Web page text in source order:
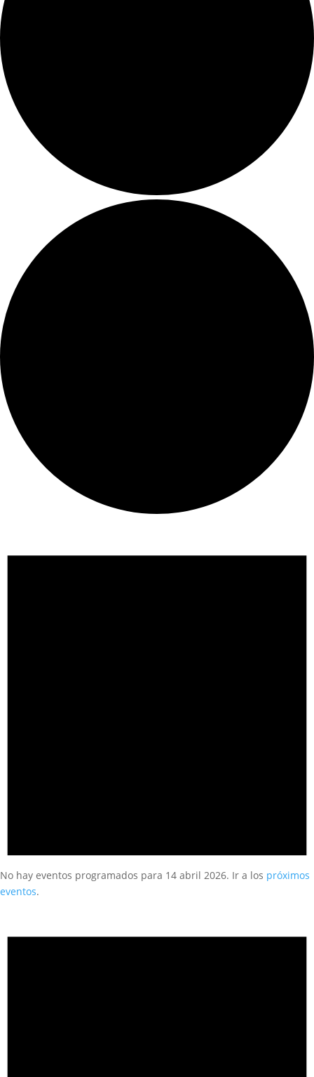
No hay eventos programados para 14 abril 2026. Ir a los próximos
eventos.